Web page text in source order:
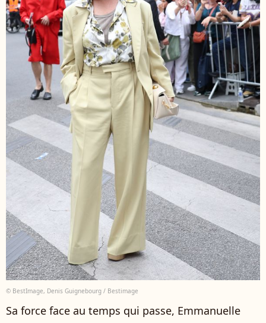
© BestImage, Denis Guignebourg / Bestimage
Sa force face au temps qui passe, Emmanuelle